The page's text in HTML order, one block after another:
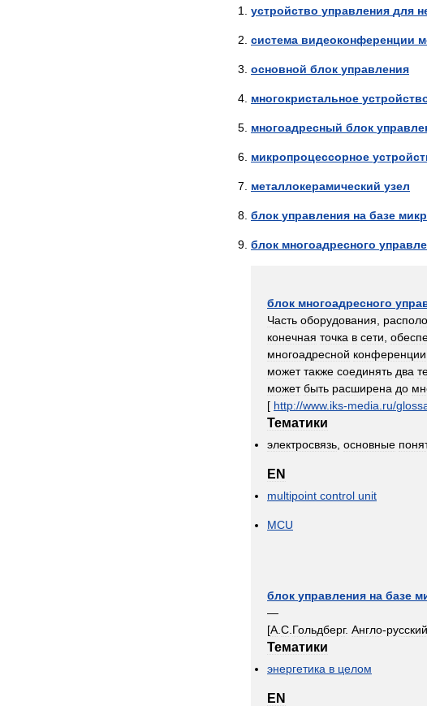
устройство управления для
система видеоконференции
основной блок управления
многокристальное
многоадресный блок
микропроцессорное
металлокерамический узел
блок управления на базе
блок многоадресного
блок многоадресного
Часть оборудования
конечная точка в сети
многоадресной конференции
может также соединять два
может быть расширена до
[ http://www. iks-media ru/
Тематики
электросвязь основные
EN
multipoint control unit
MCU
блок управления на базе
—
[А С Гольдберг. Англо-русский
Тематики
энергетика в целом
EN